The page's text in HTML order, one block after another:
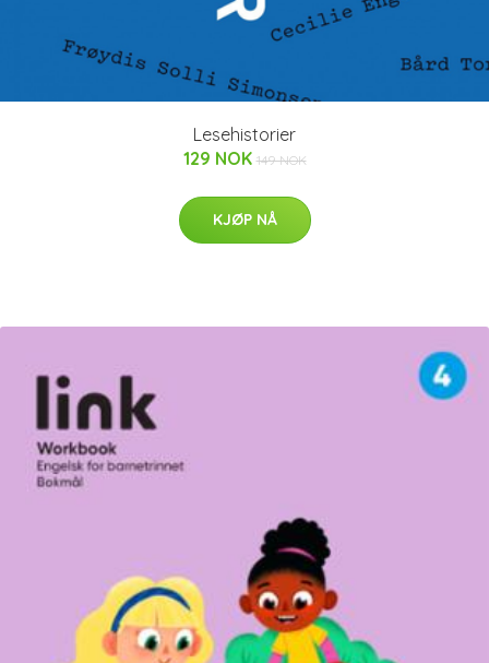
Lesehistorier
129 NOK 149 NOK
KJØP NÅ